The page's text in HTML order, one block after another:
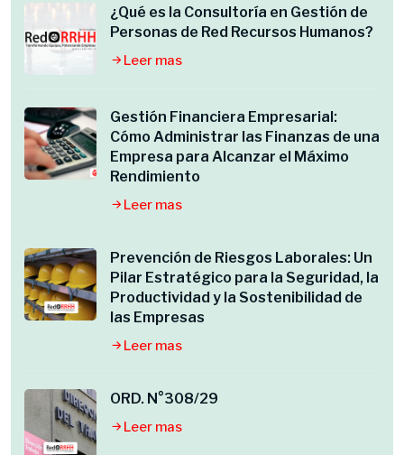
¿Qué es la Consultoría en Gestión de
Personas de Red Recursos Humanos?
Leer mas
Gestión Financiera Empresarial:
Cómo Administrar las Finanzas de una
Empresa para Alcanzar el Máximo
Rendimiento
Leer mas
Prevención de Riesgos Laborales: Un
Pilar Estratégico para la Seguridad, la
Productividad y la Sostenibilidad de
las Empresas
Leer mas
ORD. N°308/29
Leer mas